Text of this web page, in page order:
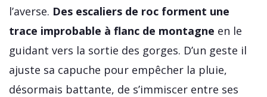
l’averse. Des escaliers de roc forment une
trace improbable à flanc de montagne en le
guidant vers la sortie des gorges. D’un geste il
ajuste sa capuche pour empêcher la pluie,
désormais battante, de s’immiscer entre ses